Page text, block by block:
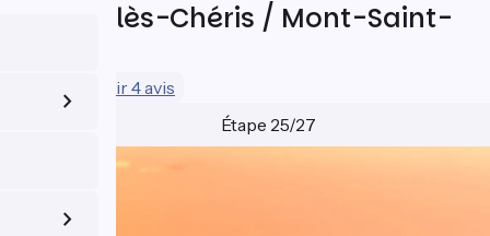
Ducey-lès-Chéris / Mont-Saint-
Voir 4 avis
Étape 25/27